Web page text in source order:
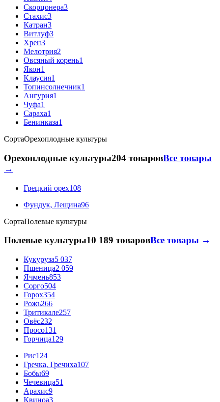
Скорцонера3
Стахис3
Катран3
Витлуф3
Хрен3
Мелотрия2
Овсяный корень1
Якон1
Клаусия1
Топинсолнечник1
Ангурия1
Чуфа1
Сараха1
Бенинказа1
СортаОрехоплодные культуры
Орехоплодные культуры204 товаровВсе товары
→
Грецкий орех108
Фундук, Лещина96
СортаПолевые культуры
Полевые культуры10 189 товаровВсе товары →
Кукуруза5 037
Пшеница2 059
Ячмень853
Сорго504
Горох354
Рожь266
Тритикале257
Овёс232
Просо131
Горчица129
Рис124
Гречка, Гречиха107
Бобы69
Чечевица51
Арахис9
Квиноа3